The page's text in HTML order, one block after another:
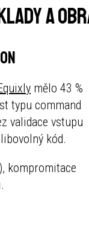
a
mělo 43 %
typu command
validace vstupu
kód.
kompromitace